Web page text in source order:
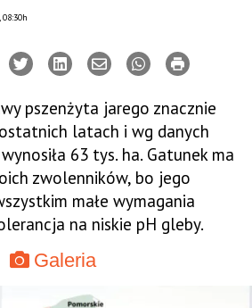
08:30h
pszenżyta jarego znacznie
latach i wg danych
63 tys. ha. Gatunek ma
zwolenników, bo jego
małe wymagania
na niskie pH gleby.
Galeria